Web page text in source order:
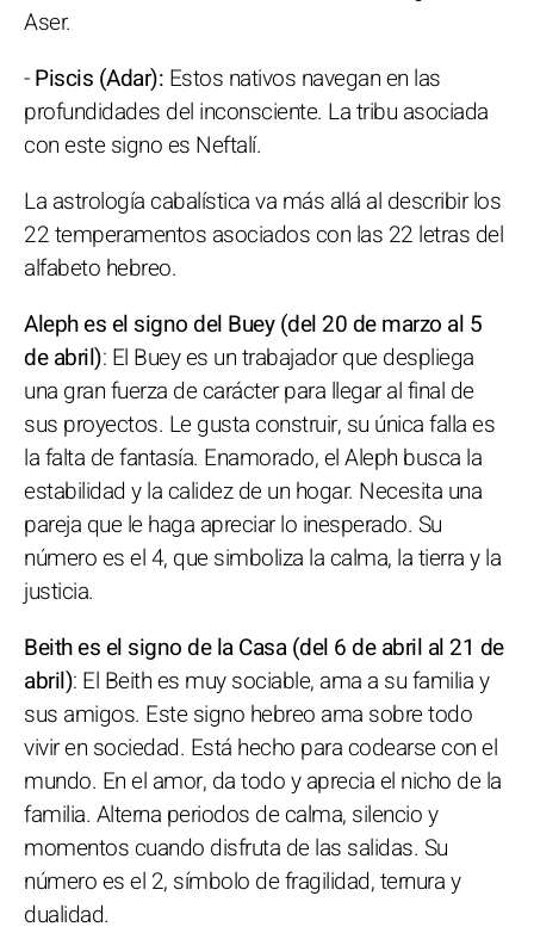
Aser.
-Piscis (Adar): Estos nativos navegan en las
profundidades del inconsciente. La tribu asociada
con este signo es Neftalí.
La astrología cabalística va más allá al describir los
22 temperamentos asociados con las 22 letras del
alfabeto hebreo.
Aleph es el signo del Buey (del 20 de marzo al 5
de abril): El Buey es un trabajador que despliega
una gran fuerza de carácter para llegar al final de
sus proyectos. Le gusta construir, su única falla es
la falta de fantasía. Enamorado, el Aleph busca la
estabilidad y la calidez de un hogar. Necesita una
pareja que le haga apreciar lo inesperado. Su
número es el 4, que simboliza la calma, la tierra y la
justicia.
Beith es el signo de la Casa (del 6 de abril al 21 de
abril): El Beith es muy sociable, ama a su familia y
sus amigos. Este signo hebreo ama sobre todo
vivir en sociedad. Está hecho para codearse con el
mundo. En el amor, da todo y aprecia el nicho de la
familia. Alterna periodos de calma, silencio y
momentos cuando disfruta de las salidas. Su
número es el 2, símbolo de fragilidad, ternura y
dualidad.